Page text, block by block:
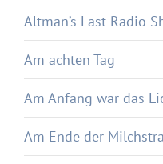
Altman’s Last Radio
Am achten Tag
Am Anfang war das
Am Ende der